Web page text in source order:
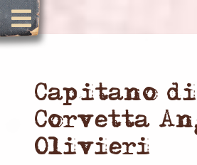
Capitano di
Corvetta
Olivieri